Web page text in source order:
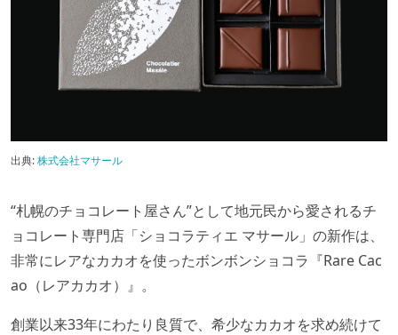
出典:株式会社マサール
“札幌のチョコレート屋さん”として地元民から愛されるチ
ョコレート専門店「ショコラティエ マサール」の新作は、
非常にレアなカカオを使ったボンボンショコラ『Rare Cac
ao（レアカカオ）』。
創業以来33年にわたり良質で、希少なカカオを求め続けて